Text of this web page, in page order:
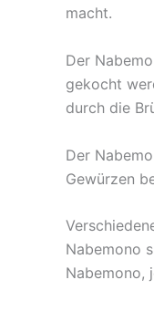
macht.
Der
gekocht
durch die
Der
Gewürzen
Nabemono
Nabemono,